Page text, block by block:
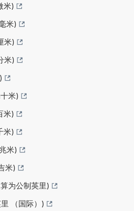
米)
米)
米)
米)
米)
米)
米)
米)
米)
为公制英里)
（国际）)